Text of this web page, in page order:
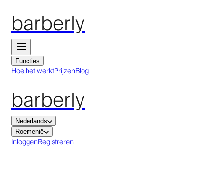
barberly
Functies
Hoe het werktPrijzenBlog
barberly
Nederlands
Roemenië
InloggenRegistreren